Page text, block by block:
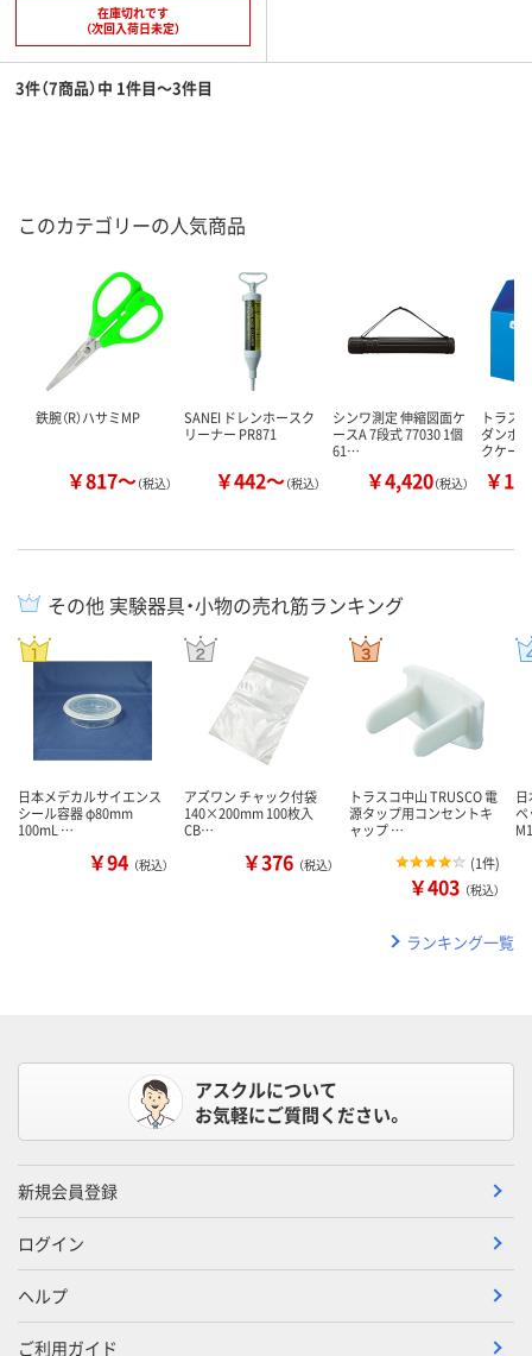
在庫切れです
（次回入荷日未定）
3件（7商品）中 1件目～3件目
このカテゴリーの人気商品
鉄腕（R）ハサミMP
￥817～（税込）
SANEI ドレンホースク
リーナー PR871
￥442～（税込）
シンワ測定 伸縮図面ケ
ースA 7段式 77030 1個
61…
￥4,420（税込）
トラス
ダンボ
クケー
￥
その他 実験器具・小物の売れ筋ランキング
日本メデカルサイエンス
シール容器 φ80mm
100mL …
￥94 （税込）
アズワン チャック付袋
140×200mm 100枚入
CB…
￥376 （税込）
トラスコ中山 TRUSCO 電
源タップ用コンセントキ
ャップ …
(1件)
￥403 （税込）
ペ
ランキング一覧
アスクルについて
お気軽にご質問ください。
新規会員登録
ログイン
ヘルプ
ご利用ガイド